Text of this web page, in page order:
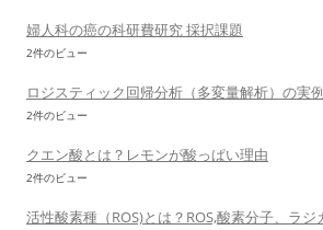
婦人科の癌の科研費研究 採択課題
2件のビュー
ロジスティック回帰分析（多変量解析）の実例
2件のビュー
クエン酸とは？レモンが酸っぱい理由
2件のビュー
活性酸素種（ROS)とは？ROS,酸素分子、ラ